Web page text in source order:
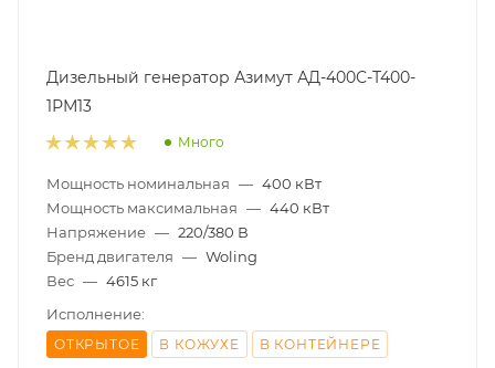
Дизельный генератор Азимут АД-400С-Т400-
1РМ13
Много
Мощность номинальная — 400 кВт
Мощность максимальная — 440 кВт
Напряжение — 220/380 В
Бренд двигателя — Woling
Вес — 4615 кг
Исполнение:
ОТКРЫТОЕ В КОЖУХЕ В КОНТЕЙНЕРЕ